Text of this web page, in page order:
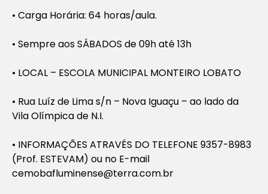
• Carga Horária: 64 horas/aula.
• Sempre aos SÁBADOS de 09h até 13h
• LOCAL – ESCOLA MUNICIPAL MONTEIRO LOBATO
• Rua Luíz de Lima s/n – Nova Iguaçu – ao lado da
Vila Olímpica de N.I.
• INFORMAÇÕES ATRAVÉS DO TELEFONE 9357-8983
(Prof. ESTEVAM) ou no E-mail
cemobafluminense@terra.com.br